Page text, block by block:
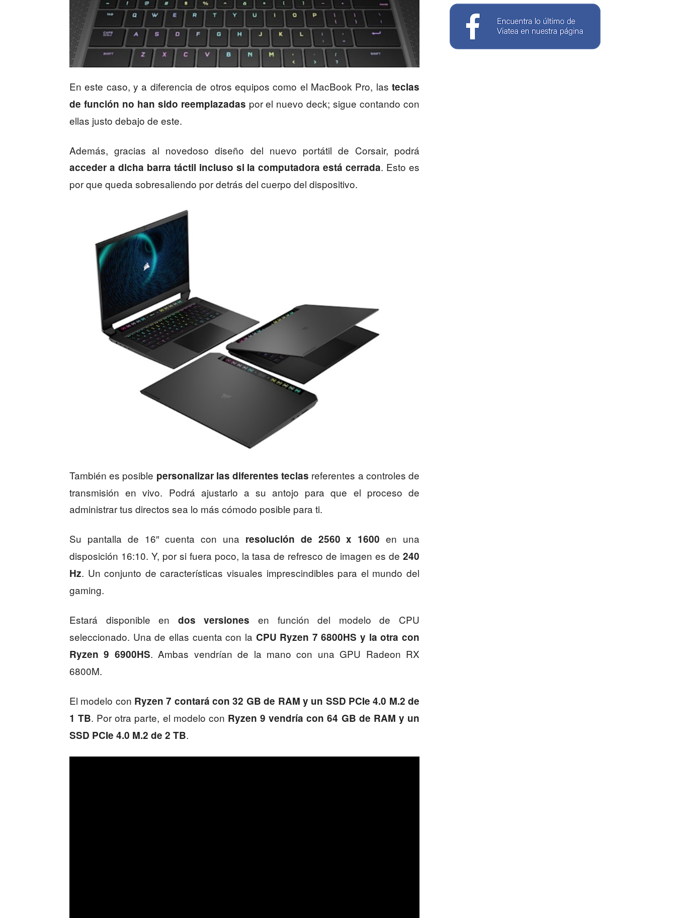
En este caso, y a diferencia de otros equipos como el MacBook Pro, las teclas
de función no han sido reemplazadas por el nuevo deck; sigue contando con
ellas justo debajo de este.
Además, gracias al novedoso diseño del nuevo portátil de Corsair, podrá
acceder a dicha barra táctil incluso si la computadora está cerrada. Esto es
por que queda sobresaliendo por detrás del cuerpo del dispositivo.
También es posible personalizar las diferentes teclas referentes a controles de
transmisión en vivo. Podrá ajustarlo a su antojo para que el proceso de
administrar tus directos sea lo más cómodo posible para ti.
Su pantalla de 16″ cuenta con una resolución de 2560 x 1600 en una
disposición 16:10. Y, por si fuera poco, la tasa de refresco de imagen es de 240
Hz. Un conjunto de características visuales imprescindibles para el mundo del
gaming.
Estará disponible en dos versiones en función del modelo de CPU
seleccionado. Una de ellas cuenta con la CPU Ryzen 7 6800HS y la otra con
Ryzen 9 6900HS. Ambas vendrían de la mano con una GPU Radeon RX
6800M.
El modelo con Ryzen 7 contará con 32 GB de RAM y un SSD PCIe 4.0 M.2 de
1 TB. Por otra parte, el modelo con Ryzen 9 vendría con 64 GB de RAM y un
SSD PCIe 4.0 M.2 de 2 TB.